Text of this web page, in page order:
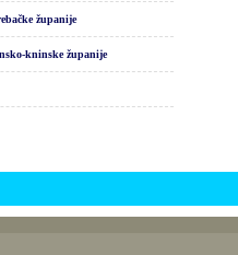
županije
kninske županije